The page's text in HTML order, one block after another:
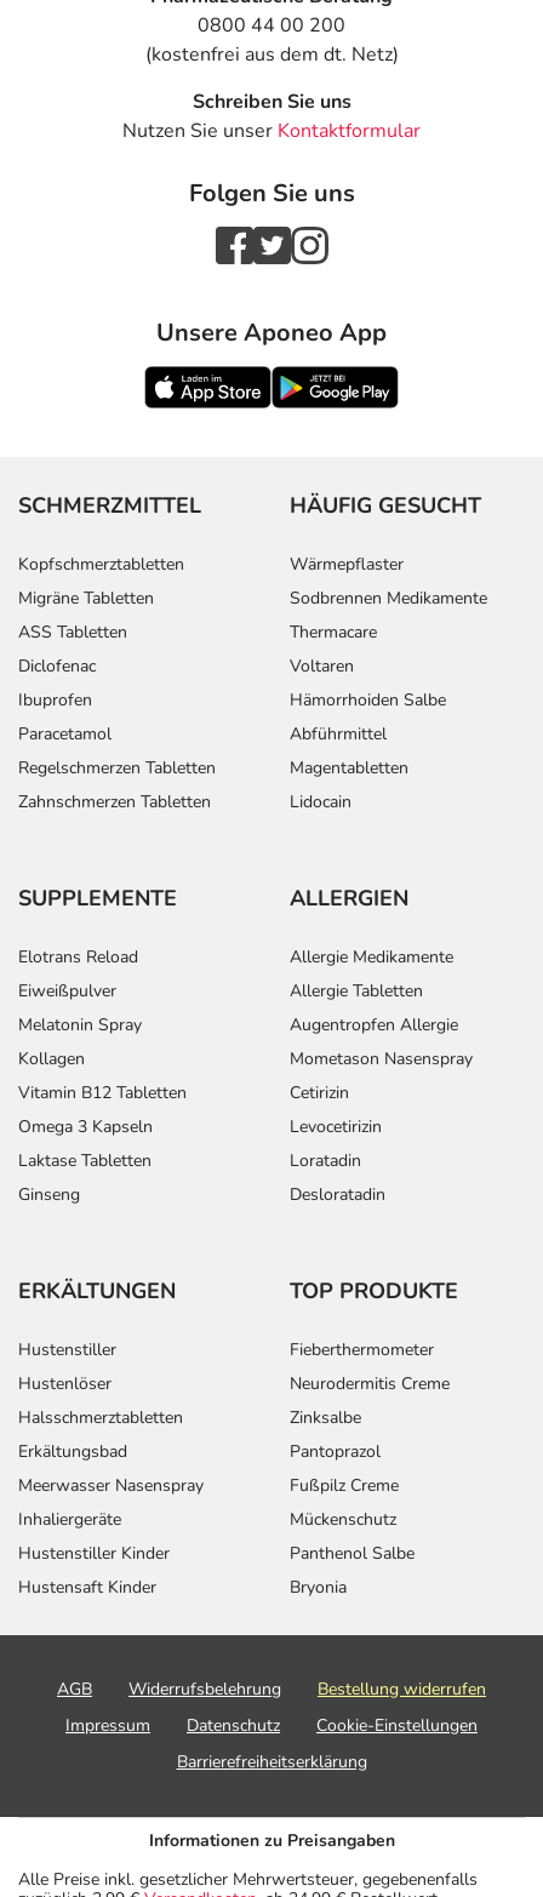
0800 44 00 200
(kostenfrei aus dem dt. Netz)
Schreiben Sie uns
Nutzen Sie unser Kontaktformular
Folgen Sie uns
Unsere Aponeo App
SCHMERZMITTEL
Kopfschmerztabletten
Migräne Tabletten
ASS Tabletten
Diclofenac
Ibuprofen
Paracetamol
Regelschmerzen Tabletten
Zahnschmerzen Tabletten
HÄUFIG GESUCHT
Wärmepflaster
Sodbrennen Medikamente
Thermacare
Voltaren
Hämorrhoiden Salbe
Abführmittel
Magentabletten
Lidocain
SUPPLEMENTE
Elotrans Reload
Eiweißpulver
Melatonin Spray
Kollagen
Vitamin B12 Tabletten
Omega 3 Kapseln
Laktase Tabletten
Ginseng
ALLERGIEN
Allergie Medikamente
Allergie Tabletten
Augentropfen Allergie
Mometason Nasenspray
Cetirizin
Levocetirizin
Loratadin
Desloratadin
ERKÄLTUNGEN
Hustenstiller
Hustenlöser
Halsschmerztabletten
Erkältungsbad
Meerwasser Nasenspray
Inhaliergeräte
Hustenstiller Kinder
Hustensaft Kinder
TOP PRODUKTE
Fieberthermometer
Neurodermitis Creme
Zinksalbe
Pantoprazol
Fußpilz Creme
Mückenschutz
Panthenol Salbe
Bryonia
AGB Widerrufsbelehrung
Bestellung widerrufen
Impressum
Datenschutz
Cookie-Einstellungen
Barrierefreiheitserklärung
Informationen zu Preisangaben
Alle Preise inkl. gesetzlicher Mehrwertsteuer, gegebenenfalls